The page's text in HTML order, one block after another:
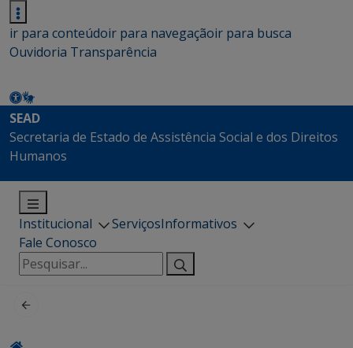
ir para conteúdoir para navegaçãoir para busca
Ouvidoria Transparência
SEAD
Secretaria de Estado de Assistência Social e dos Direitos
Humanos
Institucional ServiçosInformativos
Fale Conosco
Pesquisar
por: